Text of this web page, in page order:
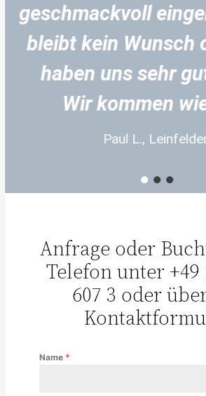
geschmackvoll
bleibt kein Wunsch
haben uns sehr
Wir kommen
Paul L.,
Anfrage oder
Telefon unter +49
607 3 oder
Name *